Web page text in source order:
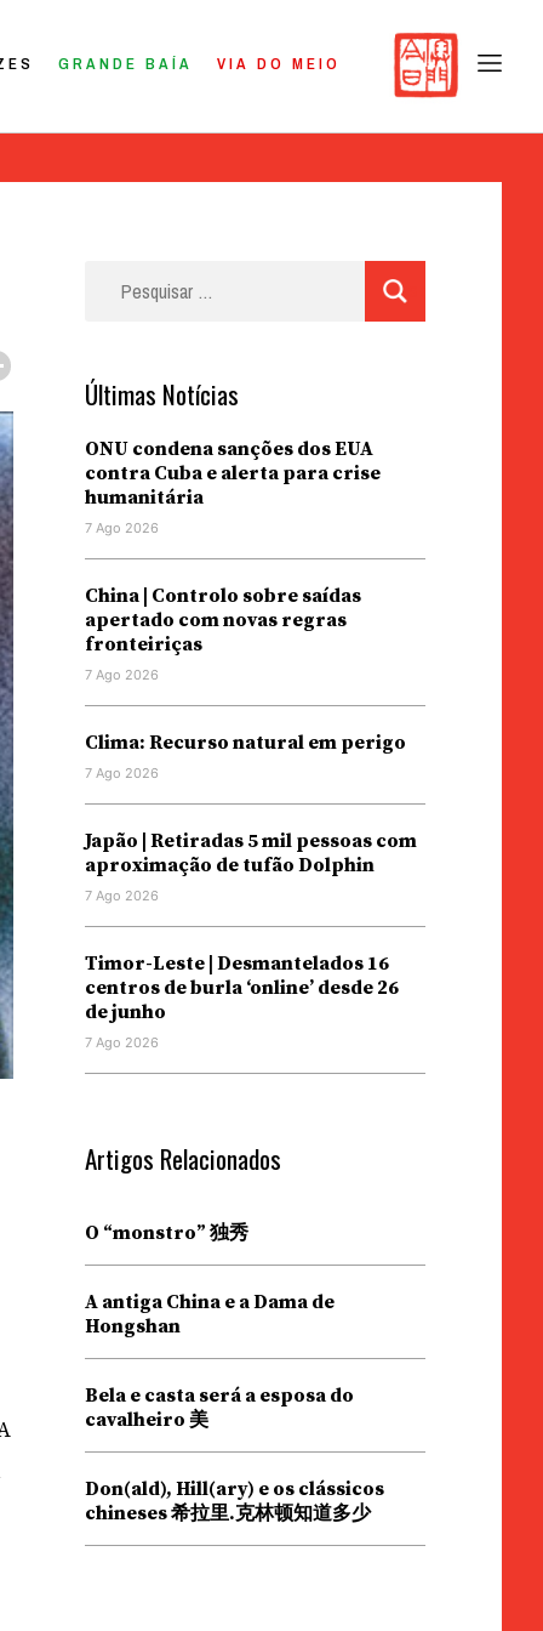
GRANDE BAÍA VIA DO MEIO
Últimas Notícias
ONU condena sanções dos EUA
contra Cuba e alerta para crise
humanitária
7 Ago 2026
China | Controlo sobre saídas
apertado com novas regras
fronteiriças
7 Ago 2026
Clima: Recurso natural em perigo
7 Ago 2026
Japão | Retiradas 5 mil pessoas com
aproximação de tufão Dolphin
7 Ago 2026
Timor-Leste | Desmantelados 16
centros de burla ‘online’ desde 26
de junho
7 Ago 2026
Artigos Relacionados
O “monstro” 独秀
A antiga China e a Dama de
Hongshan
Bela e casta será a esposa do
cavalheiro 美
Don(ald), Hill(ary) e os clássicos
chineses 希拉里.克林顿知道多少